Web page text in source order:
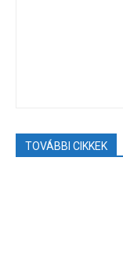
TOVÁBBI CIKKEK